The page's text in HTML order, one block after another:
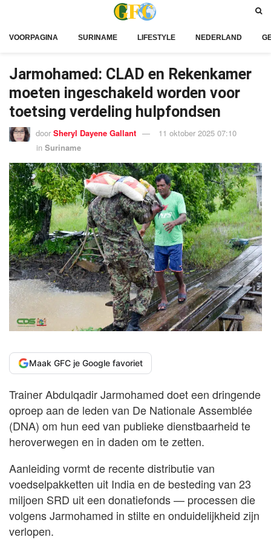
VOORPAGINA SURINAME LIFESTYLE NEDERLAND
Jarmohamed: CLAD en Rekenkamer
moeten ingeschakeld worden voor
toetsing verdeling hulpfondsen
door Sheryl Dayene Gallant
11 oktober 2025 07:10
in Suriname
Maak GFC je Google favoriet
Trainer Abdulqadir Jarmohamed doet een dringende
oproep aan de leden van De Nationale Assemblée
(DNA) om hun eed van publieke dienstbaarheid te
heroverwegen en in daden om te zetten.
Aanleiding vormt de recente distributie van
voedselpakketten uit India en de besteding van 23
miljoen SRD uit een donatiefonds — processen die
volgens Jarmohamed in stilte en onduidelijkheid zijn
verlopen.